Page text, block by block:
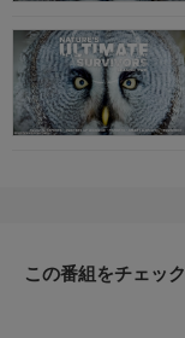
この番組をチェッ